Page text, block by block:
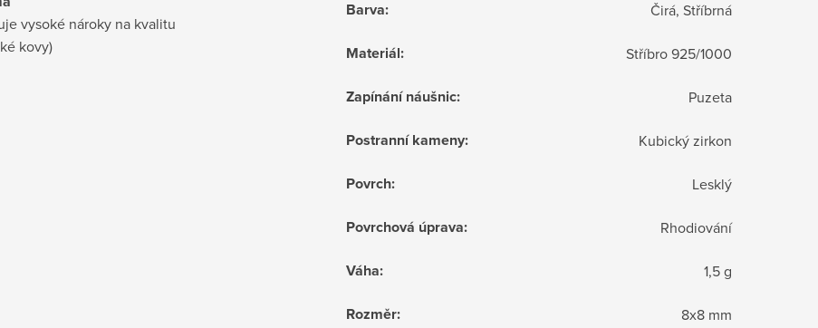
vysoké nároky na kvalitu
kovy)
Barva: Čirá, Stříbrná
Materiál: Stříbro 925/1000
Zapínání náušnic: Puzeta
Postranní kameny: Kubický zirkon
Povrch: Lesklý
Povrchová úprava: Rhodiování
Váha: 1,5 g
Rozměr: 8x8 mm